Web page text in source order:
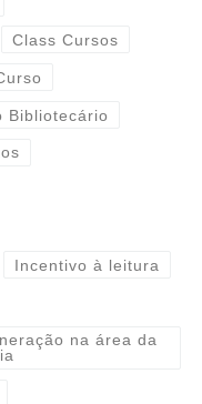
Class Cursos
Bibliotecário
Incentivo à leitura
na área da